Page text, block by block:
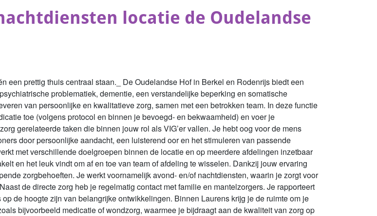
locatie de Oudelandse
een prettig thuis centraal staan._ De Oudelandse Hof in Berkel en Rodenrijs biedt een
problematiek, dementie, een verstandelijke beperking en somatische
van persoonlijke en kwalitatieve zorg, samen met een betrokken team. In deze functie
toe (volgens protocol en binnen je bevoegd- en bekwaamheid) en voer je
gerelateerde taken die binnen jouw rol als VIG’er vallen. Je hebt oog voor de mens
door persoonlijke aandacht, een luisterend oor en het stimuleren van passende
met verschillende doelgroepen binnen de locatie en op meerdere afdelingen inzetbaar
en het leuk vindt om af en toe van team of afdeling te wisselen. Dankzij jouw ervaring
zorgbehoeften. Je werkt voornamelijk avond- en/of nachtdiensten, waarin je zorgt voor
de directe zorg heb je regelmatig contact met familie en mantelzorgers. Je rapporteert
de hoogte zijn van belangrijke ontwikkelingen. Binnen Laurens krijg je de ruimte om je
bijvoorbeeld medicatie of wondzorg, waarmee je bijdraagt aan de kwaliteit van zorg op